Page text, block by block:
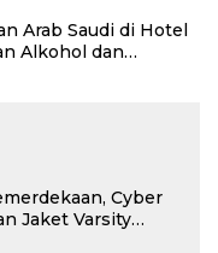
Arab Saudi di Hotel
Alkohol dan
Cyber
Jaket Varsity